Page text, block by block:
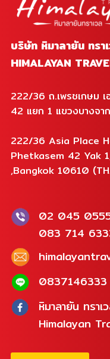
บริษัท หิมาลายัน ทรา
HIMALAYAN
222/36 ถ.เพรชเกษม เ
42 แยก 1 แขวงบางจ
222/36 Asia Place
Phetkasem 42 Yak
,Bangkok 10610
02 045
083 714
0837146333
หิมาลายัน ทราเ
Himalayan